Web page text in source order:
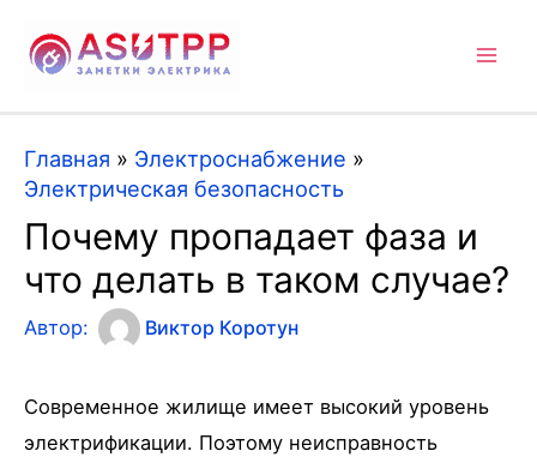
Главная » Электроснабжение »
Электрическая безопасность
Почему пропадает фаза и
что делать в таком случае?
Автор: Виктор Коротун
Современное жилище имеет высокий уровень
электрификации. Поэтому неисправность